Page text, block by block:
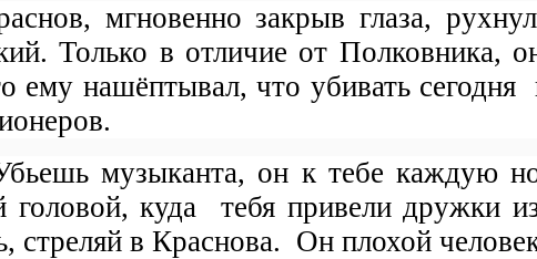
мгновенно закрыв глаза,
Только в отличие от Полковника,
ему нашёптывал, что убивать сегодня
музыканта, он к тебе каждую
головой, куда
тебя привели дружки
стреляй в Краснова. Он плохой